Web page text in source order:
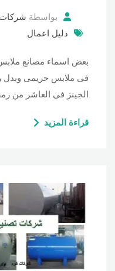
بواسطة
دليل اعمال
بعض اسماء مصانع
فى ملابس حريمى وبدل
الجينز فى العاشر من
قراءة المزيد